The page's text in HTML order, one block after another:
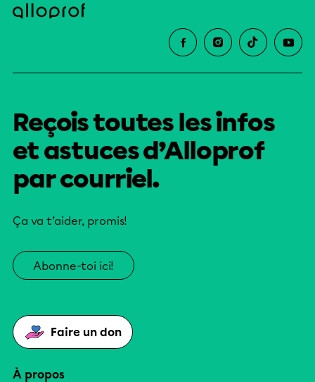
Reçois toutes les infos
et astuces d’Alloprof
par courriel.
Ça va t’aider, promis!
Abonne-toi ici!
Faire un don
À propos